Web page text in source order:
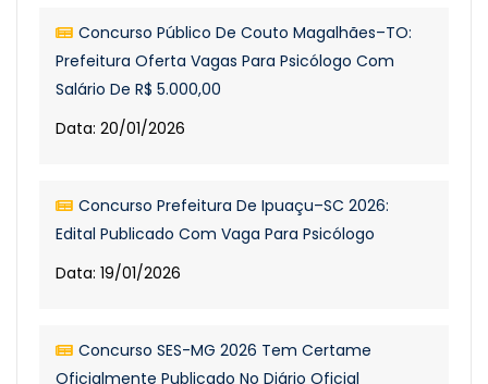
Concurso Público De Couto Magalhães–TO:
Prefeitura Oferta Vagas Para Psicólogo Com
Salário De R$ 5.000,00
Data: 20/01/2026
Concurso Prefeitura De Ipuaçu–SC 2026:
Edital Publicado Com Vaga Para Psicólogo
Data: 19/01/2026
Concurso SES-MG 2026 Tem Certame
Oficialmente Publicado No Diário Oficial